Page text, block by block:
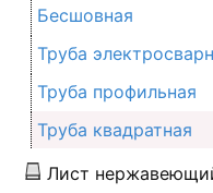
Бесшовная
Труба
Труба профильная
Труба квадратная
Лист